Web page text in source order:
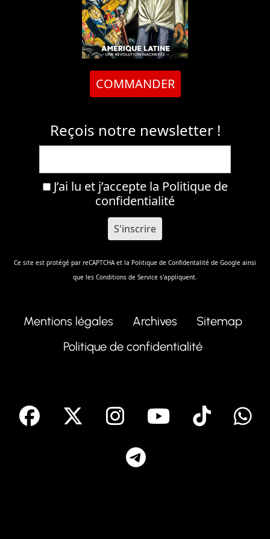
COMMANDER
Reçois notre newsletter !
J’ai lu et j’accepte la Politique de
confidentialité
Ce site est protégé par reCAPTCHA et la Politique de Confidentalité de Google ainsi
que les Conditions de Service s'appliquent.
Mentions légales Archives
Sitemap
Politique de confidentialité
facebook Instagram
Youtube
Tik